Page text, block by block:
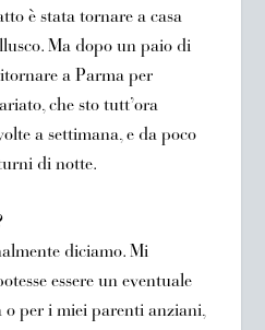
è stata tornare a casa
Ma dopo un paio di
a Parma per
che sto tutt’ora
a settimana, e da poco
di notte.
diciamo. Mi
essere un eventuale
per i miei parenti anziani,